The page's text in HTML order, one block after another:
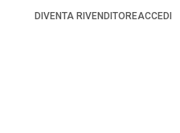
DIVENTA RIVENDITOREACCEDI